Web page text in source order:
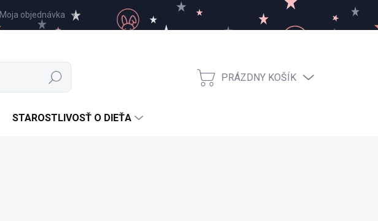
Moja objednávka
Hľadať
NÁKUPNÝ
PRÁZDNY KOŠÍK
STAROSTLIVOSŤ O DIEŤA